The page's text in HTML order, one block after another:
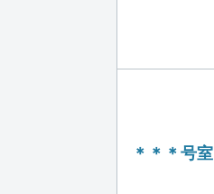
＊＊＊号室